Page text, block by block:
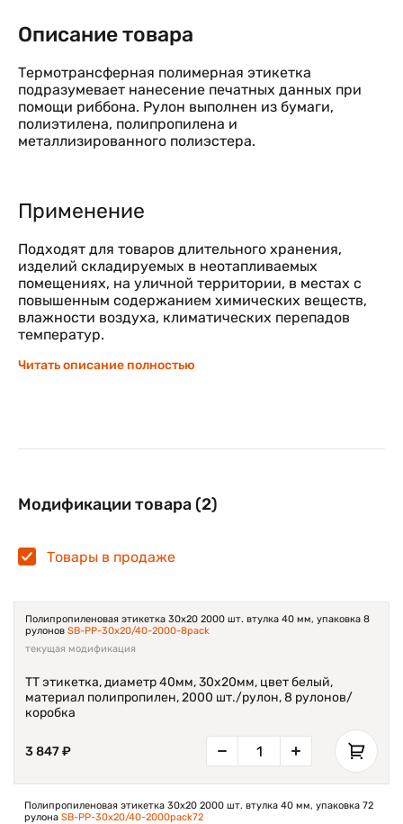
Описание товара
Термотрансферная полимерная этикетка
подразумевает нанесение печатных данных при
помощи риббона. Рулон выполнен из бумаги,
полиэтилена, полипропилена и
металлизированного полиэстера.
Применение
Подходят для товаров длительного хранения,
изделий складируемых в неотапливаемых
помещениях, на уличной территории, в местах с
повышенным содержанием химических веществ,
влажности воздуха, климатических перепадов
температур.
протяжении 5 лет, а на полимерной – 25 лет.
Подходит для любых поверхностей. Краситель
оборудовании, затем переходит на ленту и
передаёт информацию на участки подаваемого
Чтобы термотрансферные этикетки купить по
низкой цене, обращайтесь к менеджерам
Scanberry.
Читать описание полностью
Модификации товара (2)
Товары в продаже
Полипропиленовая этикетка 30х20 2000 шт. втулка 40 мм, упаковка 8
рулонов SB-PP-30x20/40-2000-8pack
текущая модификация
ТТ этикетка, диаметр 40мм, 30х20мм, цвет белый,
материал полипропилен, 2000 шт./рулон, 8 рулонов/
коробка
3 847 ₽
Полипропиленовая этикетка 30х20 2000 шт. втулка 40 мм, упаковка 72
рулона SB-PP-30x20/40-2000pack72